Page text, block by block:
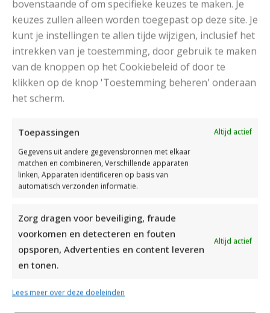
bovenstaande of om specifieke keuzes te maken. Je
keuzes zullen alleen worden toegepast op deze site. Je
kunt je instellingen te allen tijde wijzigen, inclusief het
intrekken van je toestemming, door gebruik te maken
van de knoppen op het Cookiebeleid of door te
klikken op de knop 'Toestemming beheren' onderaan
het scherm.
Toepassingen
Altijd actief
Gegevens uit andere gegevensbronnen met elkaar
matchen en combineren, Verschillende apparaten
linken, Apparaten identificeren op basis van
automatisch verzonden informatie.
Zorg dragen voor beveiliging, fraude
voorkomen en detecteren en fouten
opsporen, Advertenties en content leveren
en tonen.
Altijd actief
Lees meer over deze doeleinden
MOOIE DIKGESTREEPTE SOKKEN BREIEN VAN DURABLE GAREN